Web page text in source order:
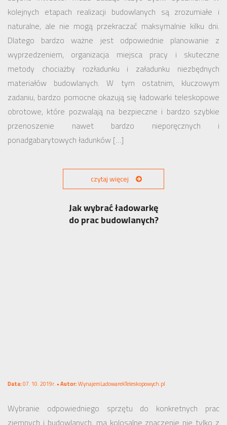
kolejnych etapach realizacji budowlanych są zrozumiałe i
naturalne, ale nie mogą przekraczać maksymalnie kilku dni.
Dlatego bardzo ważne jest odpowiednie planowanie z
wyprzedzeniem, organizacja miejsca pracy i skuteczne
metody chociażby rozładunku i załadunku niezbędnych
materiałów budowlanych. W tym ostatnim, kluczowym
zadaniu, bardzo pomocne okazują się ładowarki teleskopowe
obrotowe, które pozwalają na bezpieczne i bardzo szybkie
przenoszenie nawet bardzo nieporęcznych i
ponadgabarytowych ładunków […]
czytaj więcej
Jak wybrać ładowarkę
do prac budowlanych?
Data:07. 10. 2019r. •Autor:WynajemLadowarekTeleskopowych.pl
Wybranie odpowiedniego sprzętu do konkretnych prac